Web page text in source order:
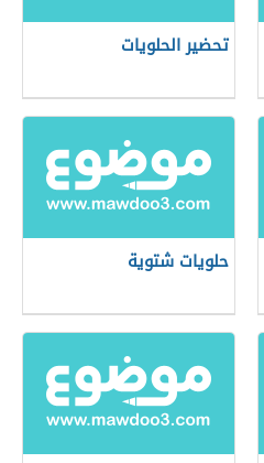
تحضير الحلويات
حلويات شتوية